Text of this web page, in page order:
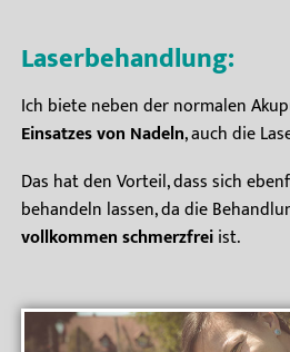
Laserbehandlung:
Ich biete neben der normalen
Einsatzes von Nadeln, auch die
Das hat den Vorteil, dass sich
behandeln lassen, da die
vollkommen schmerzfreiist.